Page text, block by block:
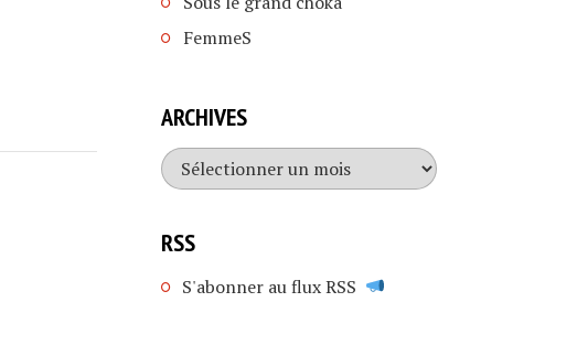
FemmeS
ARCHIVES
Archives
RSS
S'abonner au flux RSS